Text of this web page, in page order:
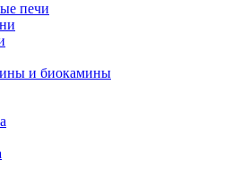
печи
и биокамины